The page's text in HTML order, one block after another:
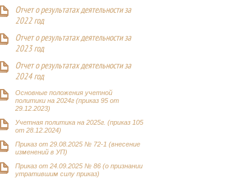
Отчет о результатах деятельности за
2022 год
Отчет о результатах деятельности за
2023 год
Отчет о результатах деятельности за
2024 год
Основные положения учетной
политики на 2024г (приказ 95 от
29.12.2023)
Учетная политика на 2025г. (приказ 105
от 28.12.2024)
Приказ от 29.08.2025 № 72-1 (внесение
изменений в УП)
Приказ от 24.09.2025 № 86 (о признании
утратившим силу приказ)